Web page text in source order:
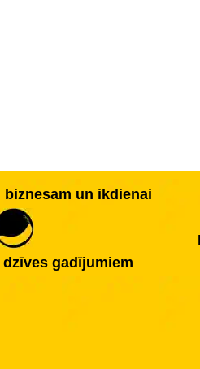
un ikdienai
gadījumiem